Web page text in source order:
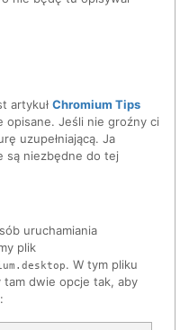
artykuł Chromium Tips
opisane. Jeśli nie groźny ci
uzupełniającą. Ja
są niezbędne do tej
uruchamiania
plik
. W tym pliku
tam dwie opcje tak, aby